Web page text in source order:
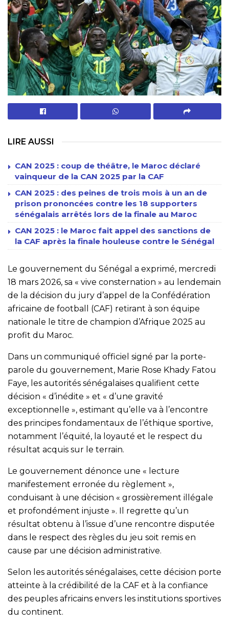
LIRE AUSSI
CAN 2025 : coup de théâtre, le Maroc déclaré
vainqueur de la CAN 2025 par la CAF
CAN 2025 : des peines de trois mois à un an de
prison prononcées contre les 18 supporters
sénégalais arrêtés lors de la finale au Maroc
CAN 2025 : le Maroc fait appel des sanctions de
la CAF après la finale houleuse contre le Sénégal
Le gouvernement du Sénégal a exprimé, mercredi
18 mars 2026, sa « vive consternation » au lendemain
de la décision du jury d’appel de la Confédération
africaine de football (CAF) retirant à son équipe
nationale le titre de champion d’Afrique 2025 au
profit du Maroc.
Dans un communiqué officiel signé par la porte-
parole du gouvernement, Marie Rose Khady Fatou
Faye, les autorités sénégalaises qualifient cette
décision « d’inédite » et « d’une gravité
exceptionnelle », estimant qu’elle va à l’encontre
des principes fondamentaux de l’éthique sportive,
notamment l’équité, la loyauté et le respect du
résultat acquis sur le terrain.
Le gouvernement dénonce une « lecture
manifestement erronée du règlement »,
conduisant à une décision « grossièrement illégale
et profondément injuste ». Il regrette qu’un
résultat obtenu à l’issue d’une rencontre disputée
dans le respect des règles du jeu soit remis en
cause par une décision administrative.
Selon les autorités sénégalaises, cette décision porte
atteinte à la crédibilité de la CAF et à la confiance
des peuples africains envers les institutions sportives
du continent.